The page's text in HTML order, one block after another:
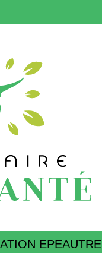
EPEAUTRE